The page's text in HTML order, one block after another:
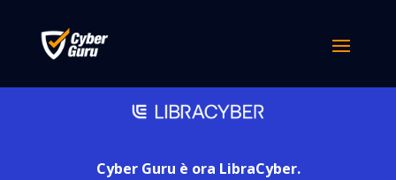
Cyber Guru è ora LibraCyber.